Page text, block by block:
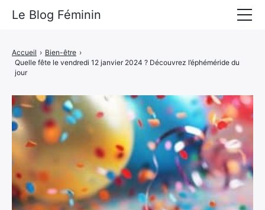
Accueil › Bien-être ›
Quelle fête le vendredi 12 janvier 2024 ? Découvrez l’éphéméride du
jour
Le Blog Féminin
Alimentation
Mode
Beauté
Bien-être
Voyages
Déco & Maison